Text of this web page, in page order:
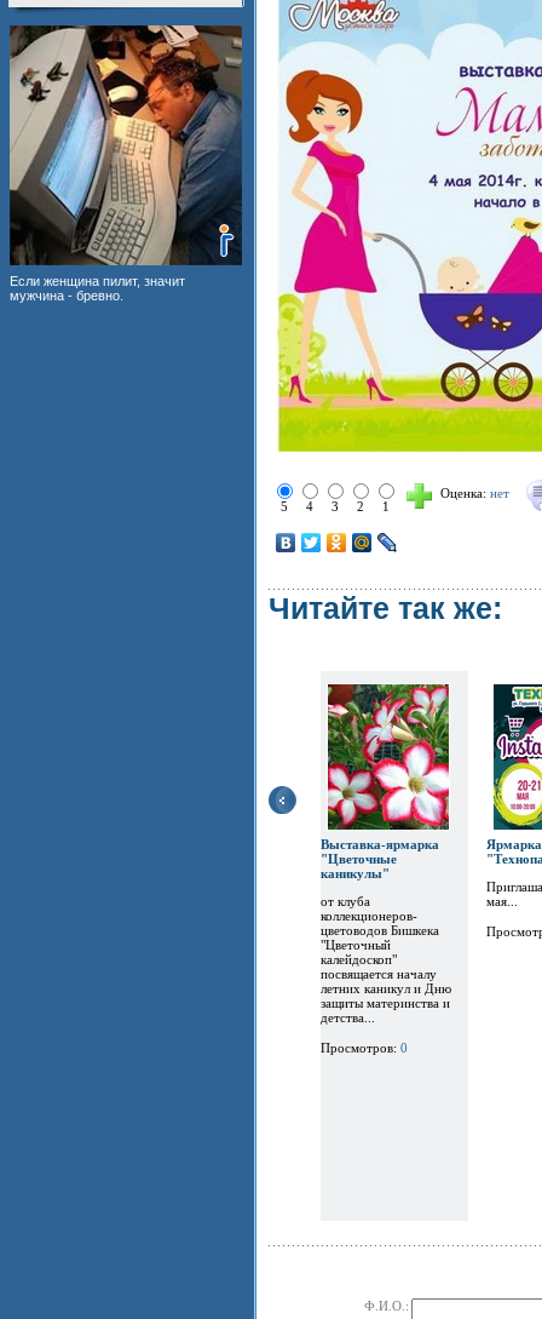
Если женщина пилит, значит
мужчина - бревно.
5 4 3 2 1
Оценка: нет
Читайте так же:
Выставка-ярмарка
"Цветочные
каникулы"
от клуба
коллекционеров-
цветоводов Бишкека
"Цветочный
калейдоскоп"
посвящается началу
летних каникул и Дню
защиты материнства и
детства...
Просмотров: 0
мая...
Ф.И.О.: